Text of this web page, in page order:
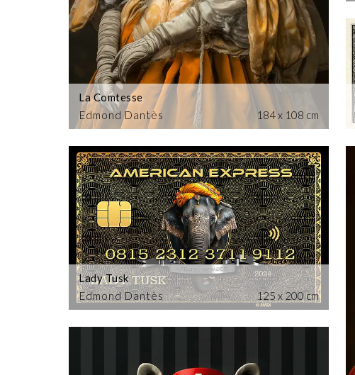
Edmond Dantès
La Comtesse
184 x 108 cm
Edmond Dantès
Lady Tusk
125 x 200 cm